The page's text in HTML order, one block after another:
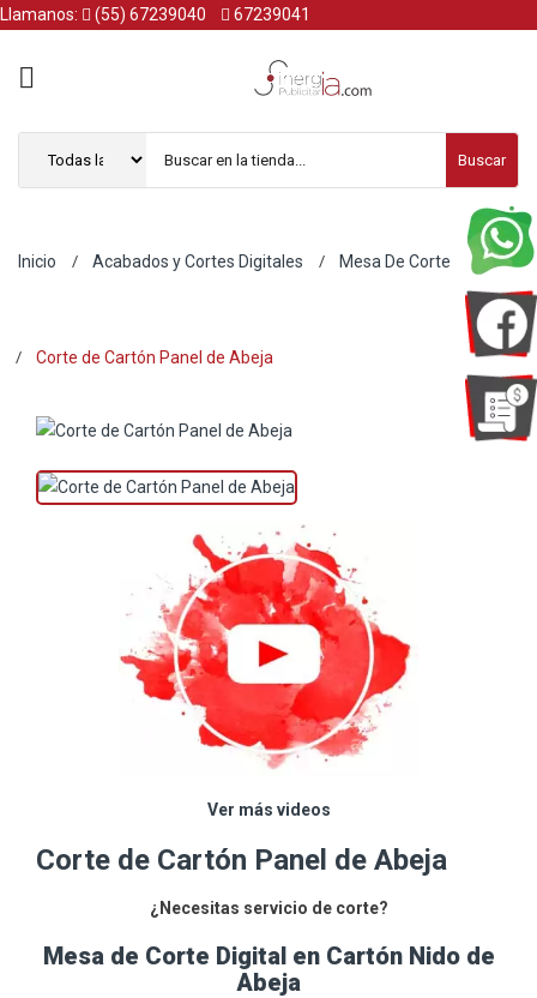
Llamanos: (55) 67239040 67239041
Buscar
Inicio Acabados y Cortes Digitales Mesa De Corte
Corte de Cartón Panel de Abeja
Ver más videos
Corte de Cartón Panel de Abeja
¿Necesitas servicio de corte?
Mesa de Corte Digital en Cartón Nido de
Abeja